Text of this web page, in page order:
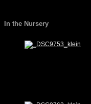
In the Nursery